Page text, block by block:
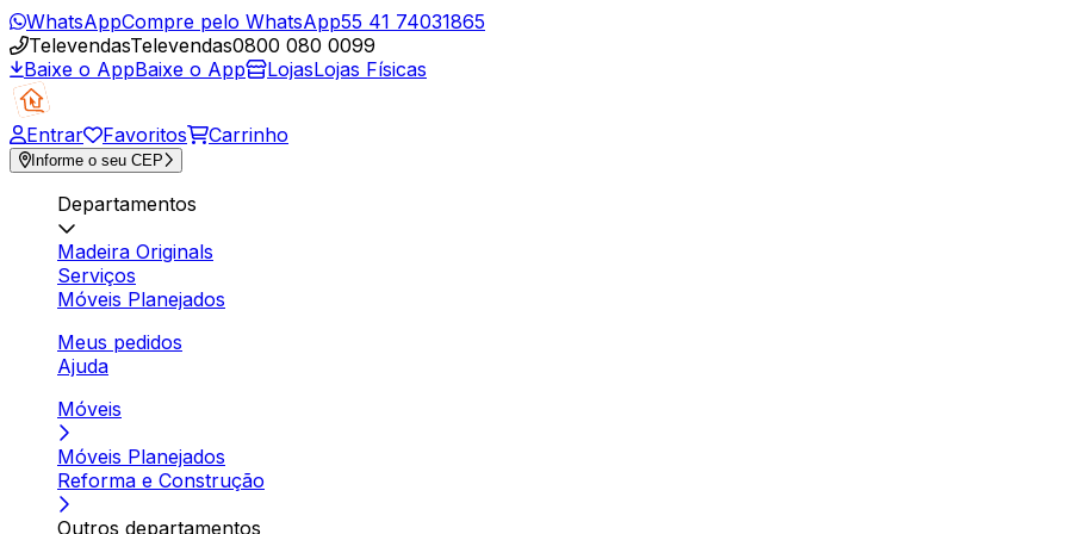
WhatsAppCompre pelo WhatsApp55 41 74031865
TelevendasTelevendas0800 080 0099
Baixe o AppBaixe o App LojasLojas Físicas
Entrar Favoritos Carrinho
Informe o seu CEP
Departamentos
Madeira Originals
Serviços
Móveis Planejados
Meus pedidos
Ajuda
Móveis
Móveis Planejados
Reforma e Construção
Outros departamentos